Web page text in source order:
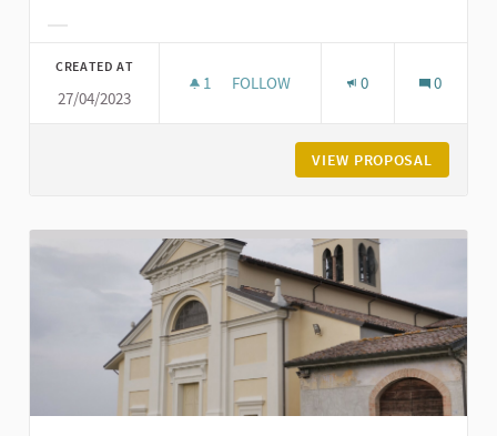
CREATED AT
27/04/2023
1 1 FOLLOWER
FOLLOW 0 0
VIEW PROPOSAL